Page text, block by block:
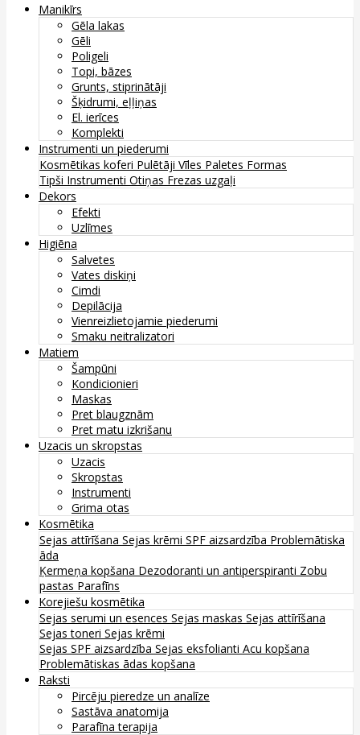
Manikīrs
Gēla lakas
Gēli
Poligeli
Topi, bāzes
Grunts, stiprinātāji
Šķidrumi, eļļiņas
El. ierīces
Komplekti
Instrumenti un piederumi
Kosmētikas koferi Pulētāji Vīles Paletes Formas
Tipši Instrumenti Otiņas Frezas uzgaļi
Dekors
Efekti
Uzlīmes
Higiēna
Salvetes
Vates diskiņi
Cimdi
Depilācija
Vienreizlietojamie piederumi
Smaku neitralizatori
Matiem
Šampūni
Kondicionieri
Maskas
Pret blaugznām
Pret matu izkrišanu
Uzacis un skropstas
Uzacis
Skropstas
Instrumenti
Grima otas
Kosmētika
Sejas attīrīšana Sejas krēmi SPF aizsardzība Problemātiska
āda
Ķermeņa kopšana Dezodoranti un antiperspiranti Zobu
pastas Parafīns
Korejiešu kosmētika
Sejas serumi un esences Sejas maskas Sejas attīrīšana
Sejas toneri Sejas krēmi
Sejas SPF aizsardzība Sejas eksfolianti Acu kopšana
Problemātiskas ādas kopšana
Raksti
Pircēju pieredze un analīze
Sastāva anatomija
Parafīna terapija